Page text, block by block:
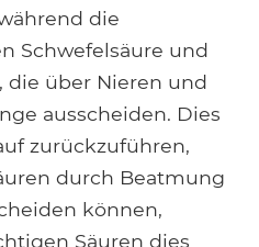
die
Schwefelsäure und
die über Nieren und
ausscheiden. Dies
zurückzuführen,
durch Beatmung
können,
Säuren dies